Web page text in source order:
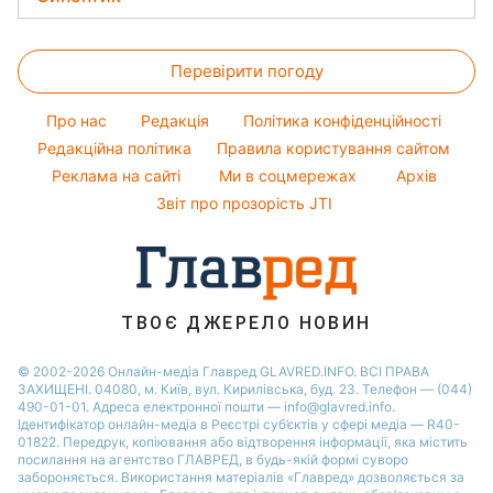
Олена Зеленська
Ані Лорак
Алла Пугачова
Максим Галкін
Настя Каменських
Авто
Прання
Кімнатні рослини
Грошова допомога
Курс валют
Погода на сьогодні
Погода на завтра
Пилова буря
Перевірити погоду
Про нас Редакція
Політика конфіденційності
Редакційна політика
Правила користування сайтом
Реклама на сайті
Ми в соцмережах
Архів
Звіт про прозорість JTI
ТВОЄ ДЖЕРЕЛО НОВИН
© 2002-2026 Онлайн-медіа Главред GLAVRED.INFO. ВСІ ПРАВА
ЗАХИЩЕНІ. 04080, м. Київ, вул. Кирилівська, буд. 23. Телефон — (044)
490-01-01. Адреса електронної пошти — info@glavred.info.
Ідентифікатор онлайн-медіа в Реєстрі суб’єктів у сфері медіа — R40-
01822. Передрук, копіювання або відтворення інформації, яка містить
посилання на агентство ГЛАВРЕД, в будь-якій формi суворо
забороняється. Використання матеріалів «Главред» дозволяється за